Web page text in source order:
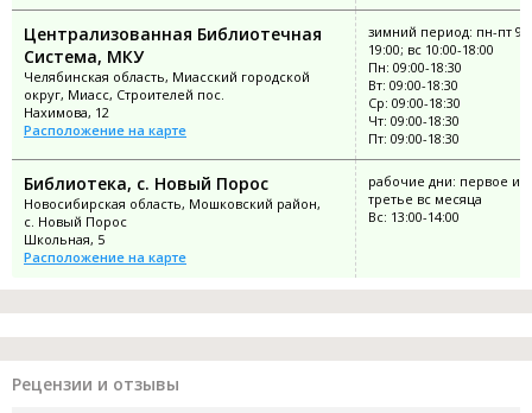
Централизованная Библиотечная
Система, МКУ
Челябинская область, Миасский городской
округ, Миасс, Строителей пос.
Нахимова, 12
Расположение на карте
зимний период: пн-пт
19:00; вс 10:00-18:00
Пн: 09:00-18:30
Вт: 09:00-18:30
Ср: 09:00-18:30
Чт: 09:00-18:30
Пт: 09:00-18:30
Библиотека, с. Новый Порос
Новосибирская область, Мошковский район,
с. Новый Порос
Школьная, 5
Расположение на карте
рабочие дни: первое и
третье вс месяца
Вс: 13:00-14:00
Рецензии и отзывы